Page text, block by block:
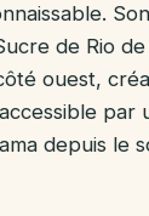
de Rio
ouest,
depuis le